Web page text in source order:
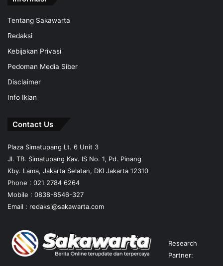
Tentang Sakawarta
Redaksi
Kebijakan Privasi
Pedoman Media Siber
Disclaimer
Info Iklan
Contact Us
Plaza Simatupang Lt. 6 Unit 3
Jl. TB. Simatupang Kav. IS No. 1, Pd. Pinang
Kby. Lama, Jakarta Selatan, DKI Jakarta 12310
Phone : 021 2784 6264
Mobile : 0838-8546-327
Email : redaksi@sakawarta.com
Research
Partner: